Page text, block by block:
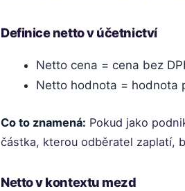
Definice netto v účetnictví
Netto cena = cena bez
Netto hodnota = hodnota
Co to znamená: Pokud jako
částka, kterou odběratel zaplatí,
Netto v kontextu mezd